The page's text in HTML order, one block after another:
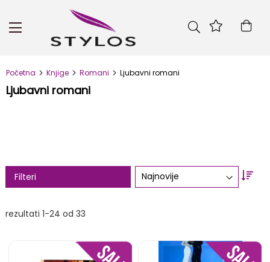
Skip
Početna Knjige Romani Ljubavni romani
Ljubavni romani
rezultati 1-24 od 33
Set
Filteri